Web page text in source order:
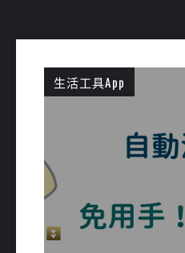
生活工具App